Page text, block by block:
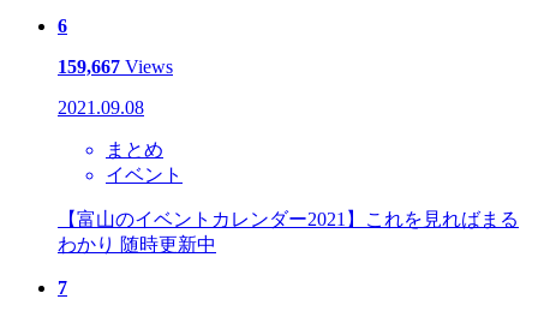
6
159,667 Views
2021.09.08
まとめ
イベント
【富山のイベントカレンダー2021】これを見ればまる
わかり 随時更新中
7